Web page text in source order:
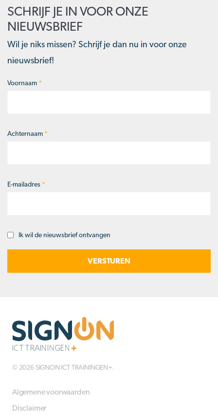
SCHRIJF JE IN VOOR ONZE
NIEUWSBRIEF
Wil je niks missen? Schrijf je dan nu in voor onze
nieuwsbrief!
Naam*
Voornaam *
Achternaam *
E-mailadres *
Opt-Ik wil de nieuwsbrief ontvangen
© 2026 SIGNON ICT TRAININGEN+.
Algemene voorwaarden
Disclaimer